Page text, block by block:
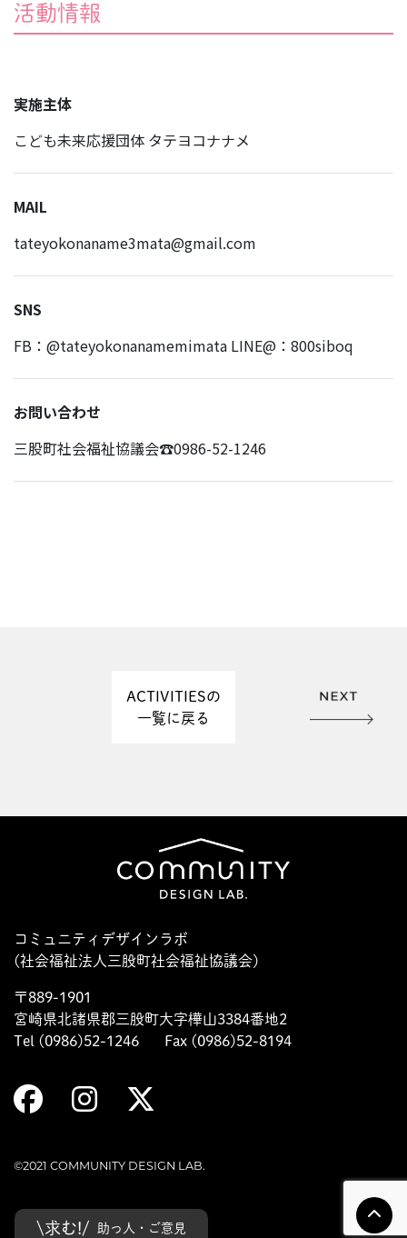
活動情報
実施主体
こども未来応援団体 タテヨコナナメ
MAIL
tateyokonaname3mata@gmail.com
SNS
FB：@tateyokonanamemimata LINE@：800siboq
お問い合わせ
三股町社会福祉協議会☎︎0986-52-1246
ACTIVITIESの
一覧に戻る
コミュニティデザインラボ
(社会福祉法人三股町社会福祉協議会)
〒889-1901
宮崎県北諸県郡三股町大字樺山3384番地2
Tel (0986)52-1246
Fax (0986)52-8194
©2021 COMMUNITY DESIGN LAB.
\求む!/ 助っ人・ご意見